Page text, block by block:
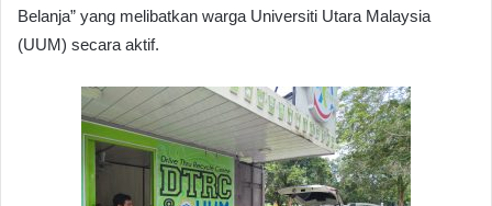
Belanja” yang melibatkan warga Universiti Utara Malaysia
(UUM) secara aktif.